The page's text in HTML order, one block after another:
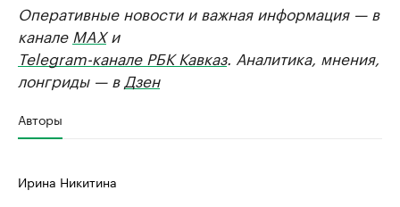
Оперативные новости и важная информация — в
канале MAXи
Telegram-канале РБК Кавказ. Аналитика, мнения,
лонгриды — в Дзен
Авторы
Ирина Никитина